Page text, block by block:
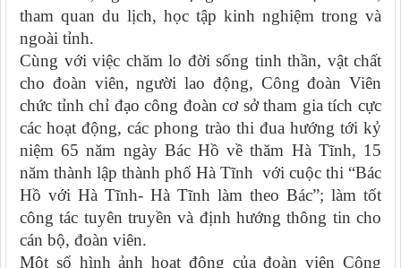
tham quan du lịch, học tập kinh nghiệm trong và
ngoài tỉnh.
Cùng với việc chăm lo đời sống tinh thần, vật chất
cho đoàn viên, người lao động, Công đoàn Viên
chức tỉnh chỉ đạo công đoàn cơ sở tham gia tích cực
các hoạt động, các phong trào thi đua hướng tới kỷ
niệm 65 năm ngày Bác Hồ về thăm Hà Tĩnh, 15
năm thành lập thành phố Hà Tĩnh với cuộc thi “Bác
Hồ với Hà Tĩnh- Hà Tĩnh làm theo Bác”; làm tốt
công tác tuyên truyền và định hướng thông tin cho
cán bộ, đoàn viên.
Một số hình ảnh hoạt động của đoàn viên Công